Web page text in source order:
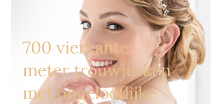
700 vierkante
meter trouwjurken
met ongelooflijke